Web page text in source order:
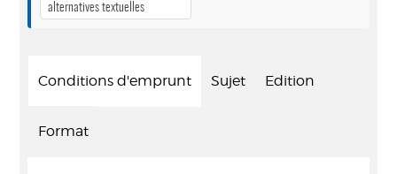
alternatives textuelles
Conditions d'emprunt Sujet Edition
Format